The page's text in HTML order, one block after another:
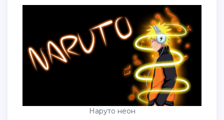
Наруто неон